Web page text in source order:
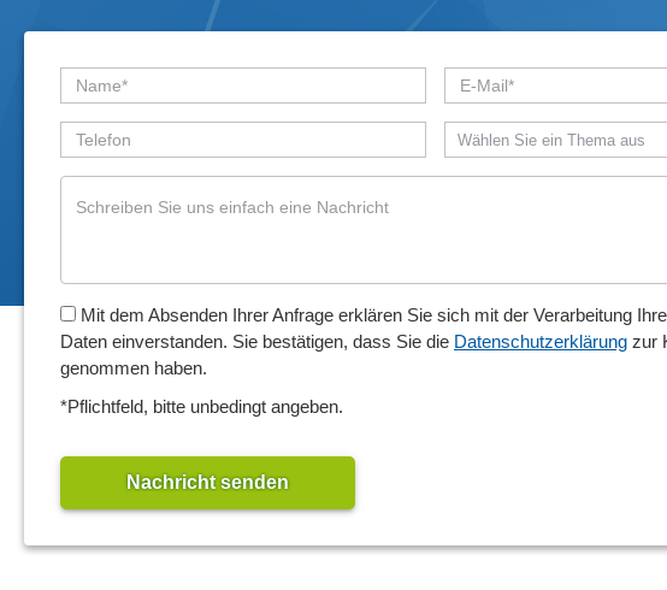
Wählen Sie ein Thema aus
Mit dem Absenden Ihrer Anfrage erklären Sie sich mit der Verarbeitung
Daten einverstanden. Sie bestätigen, dass Sie die Datenschutzerklärung zur
genommen haben.
*Pflichtfeld, bitte unbedingt angeben.